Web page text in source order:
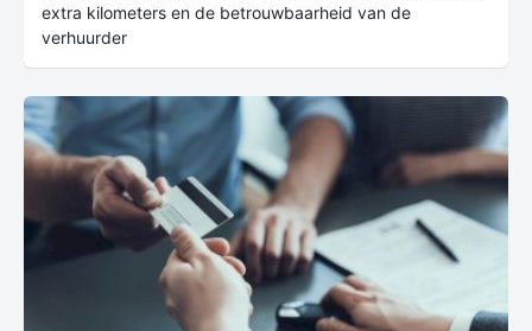
extra kilometers en de betrouwbaarheid van de
verhuurder